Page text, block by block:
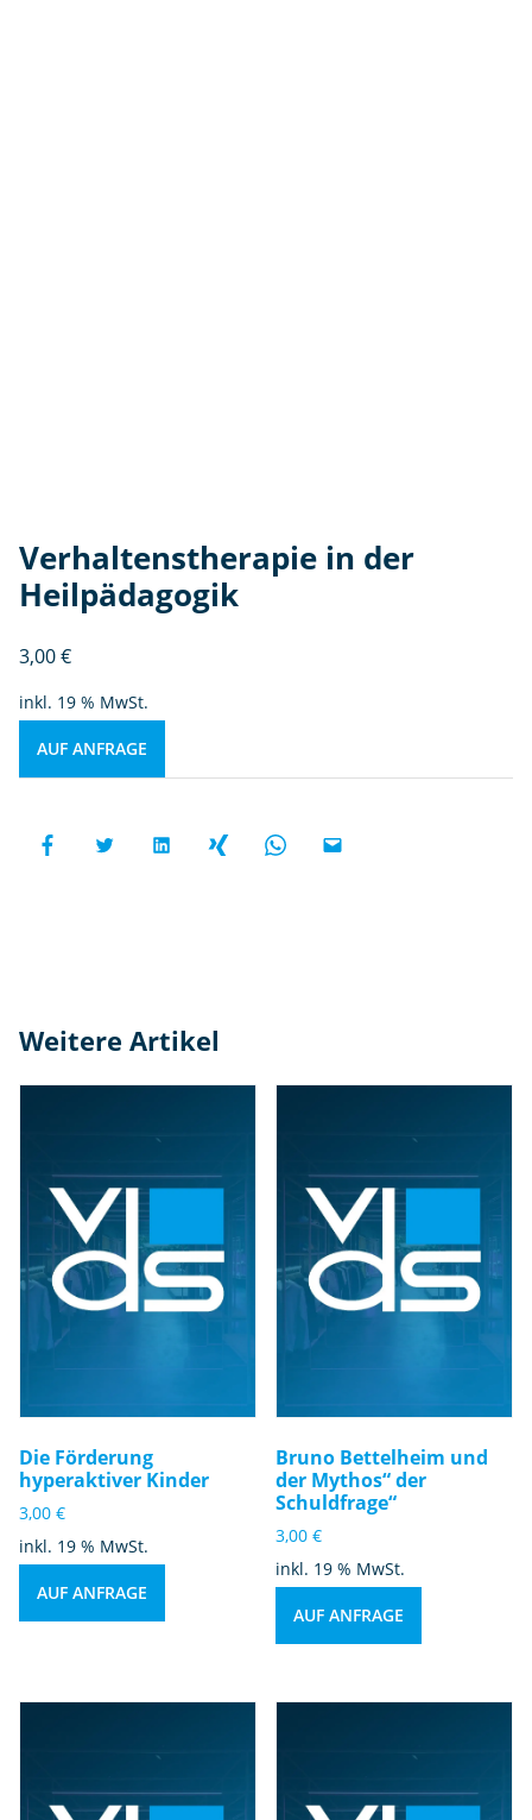
Verhaltenstherapie in der
Heilpädagogik
3,00€
inkl. 19 % MwSt.
AUF ANFRAGE
Weitere Artikel
Die Förderung
hyperaktiver Kinder
3,00 €
inkl. 19 % MwSt.
AUF ANFRAGE
Bruno Bettelheim und
der Mythos“ der
Schuldfrage“
3,00€
inkl. 19 % MwSt.
AUF ANFRAGE